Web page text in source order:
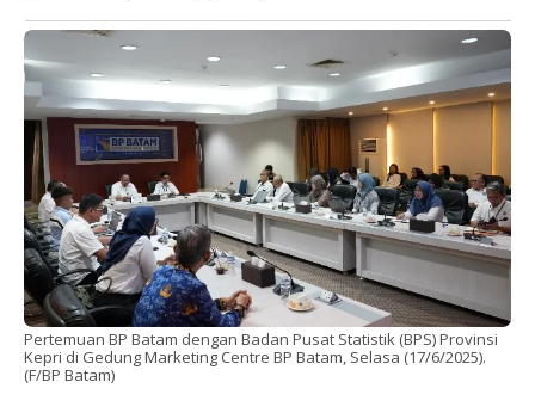
Pertemuan BP Batam dengan Badan Pusat Statistik (BPS) Provinsi
Kepri di Gedung Marketing Centre BP Batam, Selasa (17/6/2025).
(F/BP Batam)